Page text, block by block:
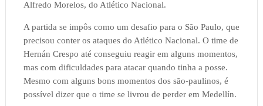
Alfredo Morelos, do Atlético Nacional.
A partida se impôs como um desafio para o São Paulo, que
precisou conter os ataques do Atlético Nacional. O time de
Hernán Crespo até conseguiu reagir em alguns momentos,
mas com dificuldades para atacar quando tinha a posse.
Mesmo com alguns bons momentos dos são-paulinos, é
possível dizer que o time se livrou de perder em Medellín.